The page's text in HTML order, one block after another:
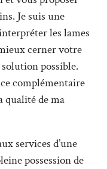
Je suis une
les lames
cerner votre
possible.
complémentaire
qualité de ma
services d’une
possession de